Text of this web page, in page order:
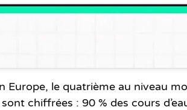
Europe, le quatrième au niveau
chiffrées : 90 % des cours